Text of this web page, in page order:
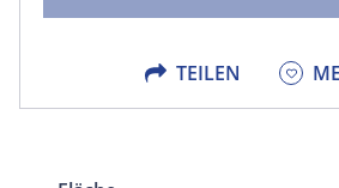
TEILEN
X